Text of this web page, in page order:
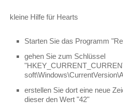
kleine Hilfe für Hearts
Starten Sie das Programm
gehen Sie zum Schlüssel
erstellen Sie dort eine neue
dieser den Wert "42"